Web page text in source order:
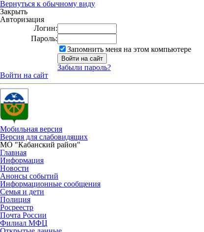
Вернуться к обычному виду
Закрыть
Авторизация
Логин:
Пароль:
Запомнить меня на этом компьютере
Забыли пароль?
Войти на сайт
Мобильная версия
Версия для слабовидящих
МО "Кабанский район"
Главная
Информация
Новости
Анонсы событий
Информационные сообщения
Семья и дети
Полиция
Росреестр
Почта России
Филиал МФЦ